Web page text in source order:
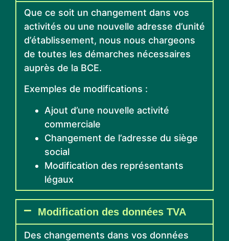
Que ce soit un changement dans vos
activités ou une nouvelle adresse d’unité
d’établissement, nous nous chargeons
de toutes les démarches nécessaires
auprès de la BCE.
Exemples de modifications :
Ajout d’une nouvelle activité
commerciale
Changement de l’adresse du siège
social
Modification des représentants
légaux
Modification des données TVA
Des changements dans vos données